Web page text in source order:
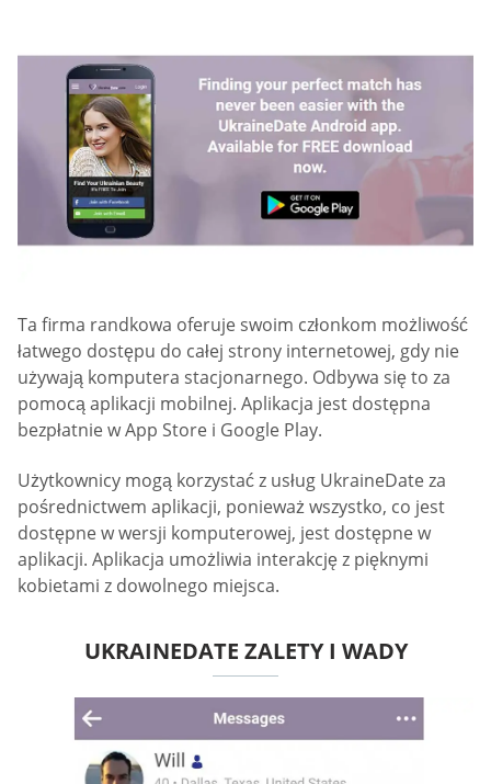
Ta firma randkowa oferuje swoim członkom możliwość
łatwego dostępu do całej strony internetowej, gdy nie
używają komputera stacjonarnego. Odbywa się to za
pomocą aplikacji mobilnej. Aplikacja jest dostępna
bezpłatnie w App Store i Google Play.
Użytkownicy mogą korzystać z usług UkraineDate za
pośrednictwem aplikacji, ponieważ wszystko, co jest
dostępne w wersji komputerowej, jest dostępne w
aplikacji. Aplikacja umożliwia interakcję z pięknymi
kobietami z dowolnego miejsca.
UKRAINEDATE ZALETY I WADY